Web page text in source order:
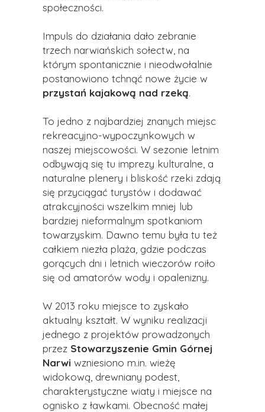
społeczności.
Impuls do działania dało zebranie
trzech narwiańskich sołectw, na
którym spontanicznie i nieodwołalnie
postanowiono tchnąć nowe życie w
przystań kajakową nad rzeką.
To jedno z najbardziej znanych miejsc
rekreacyjno-wypoczynkowych w
naszej miejscowości. W sezonie letnim
odbywają się tu imprezy kulturalne, a
naturalne plenery i bliskość rzeki zdają
się przyciągać turystów i dodawać
atrakcyjności wszelkim mniej lub
bardziej nieformalnym spotkaniom
towarzyskim. Dawno temu była tu też
całkiem niezła plaża, gdzie podczas
gorących dni i letnich wieczorów roiło
się od amatorów wody i opalenizny.
W 2013 roku miejsce to zyskało
aktualny kształt. W wyniku realizacji
jednego z projektów prowadzonych
przez Stowarzyszenie Gmin Górnej
Narwi wzniesiono m.in. wieżę
widokową, drewniany podest,
charakterystyczne wiaty i miejsce na
ognisko z ławkami. Obecność małej